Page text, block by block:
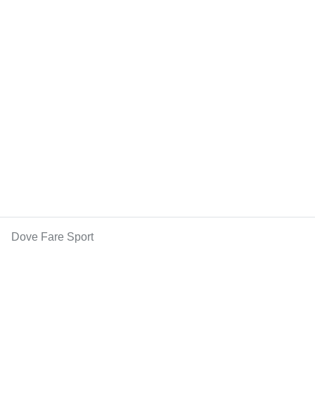
Dove Fare Sport